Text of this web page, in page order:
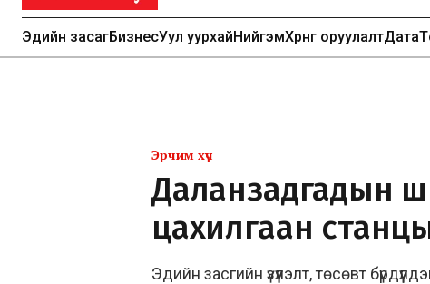
Эдийн засагБизнесУул уурхайНийгэмХөрөнгө оруулалтДата
Эрчим хүч
Даланзадгадын
цахилгаан
Эдийн засгийн үзүүлэлт, төсөвт